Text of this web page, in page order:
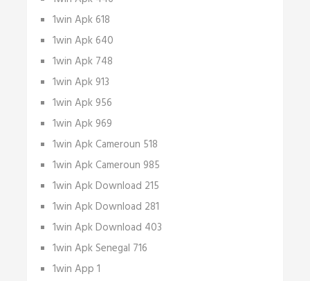
1win Apk 618
1win Apk 640
1win Apk 748
1win Apk 913
1win Apk 956
1win Apk 969
1win Apk Cameroun 518
1win Apk Cameroun 985
1win Apk Download 215
1win Apk Download 281
1win Apk Download 403
1win Apk Senegal 716
1win App 1